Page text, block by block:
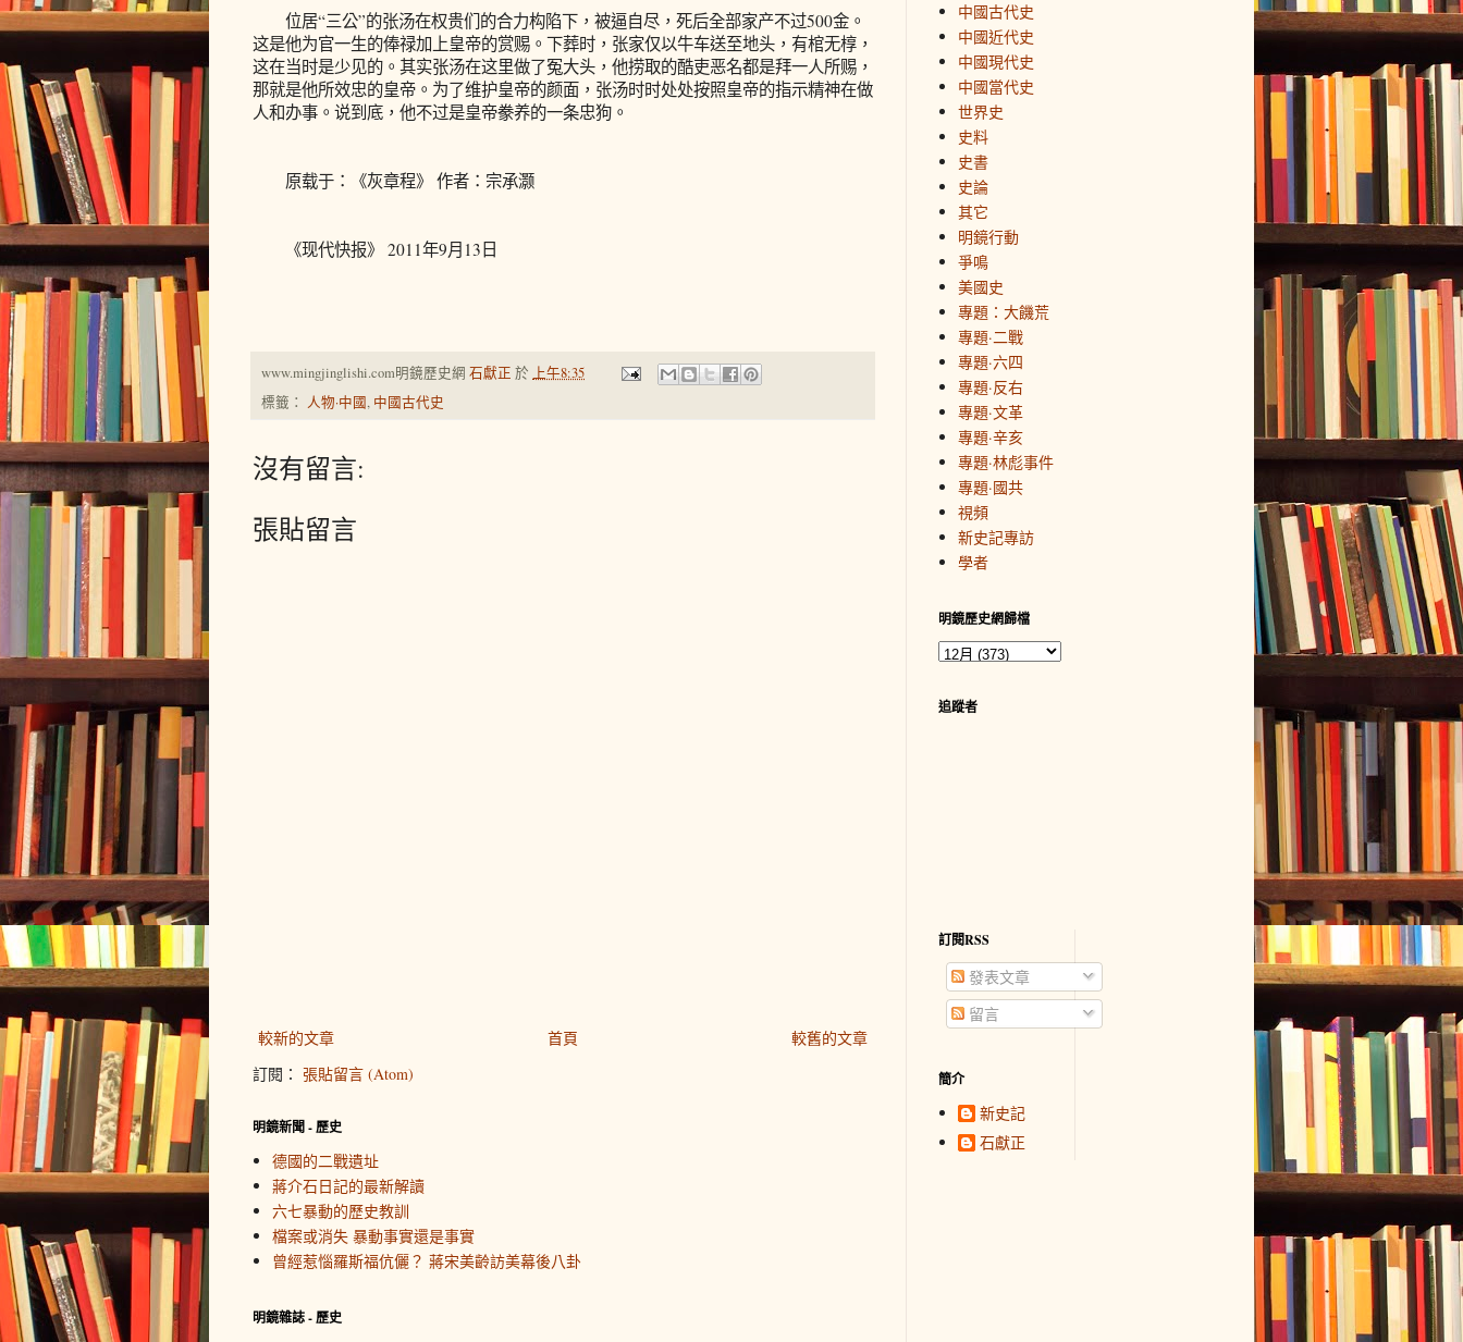
位居“三公”的张汤在权贵们的合力构陷下，被逼自尽，死后全部家产不过500金。
这是他为官一生的俸禄加上皇帝的赏赐。下葬时，张家仅以牛车送至地头，有棺无椁，
这在当时是少见的。其实张汤在这里做了冤大头，他捞取的酷吏恶名都是拜一人所赐，
那就是他所效忠的皇帝。为了维护皇帝的颜面，张汤时时处处按照皇帝的指示精神在做
人和办事。说到底，他不过是皇帝豢养的一条忠狗。
原载于：《灰章程》 作者：宗承灏
《现代快报》 2011年9月13日
www.mingjinglishi.com明鏡歷史網 石獻正 於 上午8:35
標籤： 人物·中國, 中國古代史
沒有留言:
張貼留言
較新的文章 較舊的文章
首頁
訂閱： 張貼留言 (Atom)
明鏡新聞 - 歷史
德國的二戰遺址
蔣介石日記的最新解讀
六七暴動的歷史教訓
檔案或消失 暴動事實還是事實
曾經惹惱羅斯福伉儷？ 蔣宋美齡訪美幕後八卦
明鏡雜誌 - 歷史
中國古代史
中國近代史
中國現代史
中國當代史
世界史
史料
史書
史論
其它
明鏡行動
爭鳴
美國史
專題：大饑荒
專題·二戰
專題·六四
專題·反右
專題·文革
專題·辛亥
專題·林彪事件
專題·國共
視頻
新史記專訪
學者
明鏡歷史網歸檔
追蹤者
訂閱RSS
發表文章
留言
簡介
新史記
石獻正